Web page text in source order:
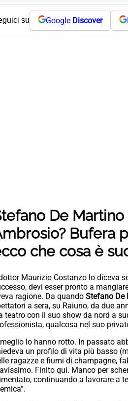
su Google Discover
De Martino
Bufera
che cosa è
Maurizio Costanzo lo diceva
devi esser pronto a
ragione. Da quando Stefano De
a sera, su Raiuno, da due
teatro con il suo show da nord a
qualcosa nel suo
lo hanno rotto. In passato
un profilo di vita più basso
ragazze e fiumi di champagne,
Finito qui. Manco per
continuando a lavorare a